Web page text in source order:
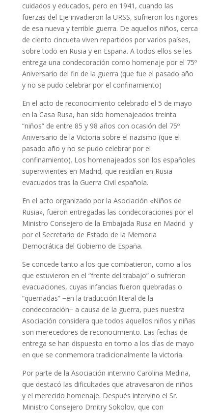
cuidados y educados, pero en 1941, cuando las
fuerzas del Eje invadieron la URSS, sufrieron los rigores
de esa nueva y terrible guerra. De aquellos niños, cerca
de ciento cincueta viven repartidos por varios países,
sobre todo en Rusia y en España. A todos ellos se les
entrega una condecoración como homenaje por el 75º
Aniversario del fin de la guerra (que fue el pasado año
y no se pudo celebrar por el confinamiento)
En el acto de reconocimiento celebrado el 5 de mayo
en la Casa Rusa, han sido homenajeados treinta
“niños” de entre 85 y 98 años con ocasión del 75º
Aniversario de la Victoria sobre el nazismo (que el
pasado año y no se pudo celebrar por el
confinamiento). Los homenajeados son los españoles
supervivientes en Madrid, que residían en Rusia
evacuados tras la Guerra Civil española.
En el acto organizado por la Asociación «Niños de
Rusia», fueron entregadas las condecoraciones por el
Ministro Consejero de la Embajada Rusa en Madrid y
por el Secretario de Estado de la Memoria
Democrática del Gobierno de España.
Se concede tanto a los que combatieron, como a los
que estuvieron en el “frente del trabajo” o sufrieron
evacuaciones, cuyas infancias fueron quebradas o
“quemadas” −en la traducción literal de la
condecoración− a causa de la guerra, pues nuestra
Asociación considera que todos aquellos niños y niñas
son merecedores de reconocimiento. Las fechas de
entrega se han dispuesto en torno a los días de mayo
en que se conmemora tradicionalmente la victoria.
Por parte de la Asociación intervino Carolina Medina,
que destacó las dificultades que atravesaron de niños
y el merecido homenaje. Después intervino el Sr.
Ministro Consejero Dmitry Sokolov, que con